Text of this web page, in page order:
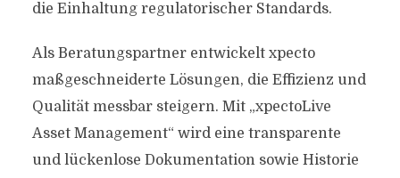
die Einhaltung regulatorischer Standards.
Als Beratungspartner entwickelt xpecto
maßgeschneiderte Lösungen, die Effizienz und
Qualität messbar steigern. Mit „xpectoLive
Asset Management“ wird eine transparente
und lückenlose Dokumentation sowie Historie